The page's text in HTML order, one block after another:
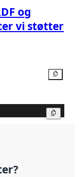
og
vi støtter